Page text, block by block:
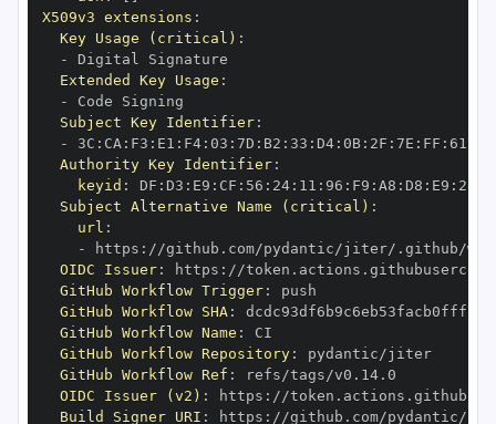
X509v3 extensions :
Key Usage (critical) :
-
Extended Key Usage :
-
Subject Key Identifier:
-
3C : CA : F3 : E1 : F4: 03 : 7D : B2 : 33 : D4: 0B: 2F : 7E : FF : 61
Authority Key Identifier:
keyid : DF : D3 : E9 : CF : 56 : 24: 11 : 96 : F9 : A8 : D8 : E9 : 28
Subject Alternative Name (critical) :
url :
-
https :
OIDC Issuer: https :
GitHub Workflow Trigger:
GitHub Workflow SHA:
GitHub Workflow Name :
GitHub Workflow Repository:
pydantic/jiter
GitHub Workflow Ref :
OIDC Issuer (v2) : https :
Build Signer URI : https :